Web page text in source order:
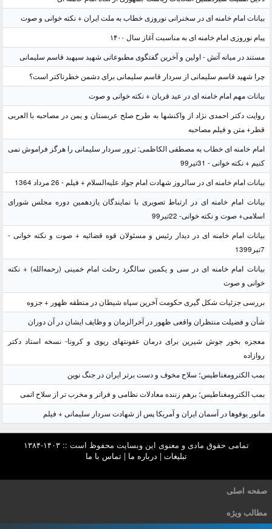
بیانات امام خامنه ای در سخنرانی نوروزی خطاب به ملت ایران + نکته خوانی و صوت
پیام نوروزی امام خامنه ای به مناسبت آغاز سال ۱۴۰۰
مستند در میانه آتش - اولین و آخرین گفتگوی مطبوعاتی شهید سپهبد قاسم سلیمانی
چرا شهید قاسم سلیمانی از سردار قاسم سلیمانی برای دشمن خطرناکتر است؟
بیانات مهم امام خامنه ای در عید قربان + نکته خوانی و صوت
روایت دکتر احمدی نژاد از واکنشها به طرح صلح عربستان و یمن در مصاحبه با العربی
قطر+ متن و فیلم مصاحبه
امام خامنه ای خطاب به مصطفی الکاظمی: ترور سردار سلیمانی را هرگز فراموش نمی
کنیم + نکته خوانی - 31تیر99
بیانات امام خامنه ای در سالروز شهادت امام جواد علیه‌السلام + فیلم - 26 مرداد 1364
بیانات امام خامنه ای در ارتباط تصویری با نمایندگان یازدهمین دوره مجلس شورای
اسلامی+ صوت و نکته خوانی- 22تیر99
بیانات امام خامنه ای در دیدار رئیس و مسئولان قوه قضائیه + صوت و نکته خوانی -
7تیر1399
بیانات امام خامنه ای در سی و یکمین سالگرد رحلت امام خمینی (رحمه‌الله) + نکته
خوانی و صوت
بررسی جزئیات شکل گیری حکومت آخرین سپاه شیطان در منطقه ظهور + جزوه
شأن و فضیلت منتظران واقعی ظهور در آخرالزمان و وظایف ایشان در آن دوران
معجزه بخور جوش شیرین برای درمان عفونتهای ریوی و کرونا- نسخه استاد دکتر
روازاده
بمب الکترومغناطیس؛ سلاح مخوف و دست برتر ایران در جنگ نوین
بمب الکترومغناطیس؛ برهم زننده معادلات نظامی و فراتر و مخرب تر از سلاح اتمی
مانور یوفوها در آسمان ایران و آمریکا پس از شهادت سردار سلیمانی + فیلم
تمامی حقوق مادی و معنوی این وبسایت محفوظ است :: ۱۴۰۳-۱۳۸۴
تبلیغات | درباره ما |تماس با ما
صفحه اصلی
مطالب ویژه